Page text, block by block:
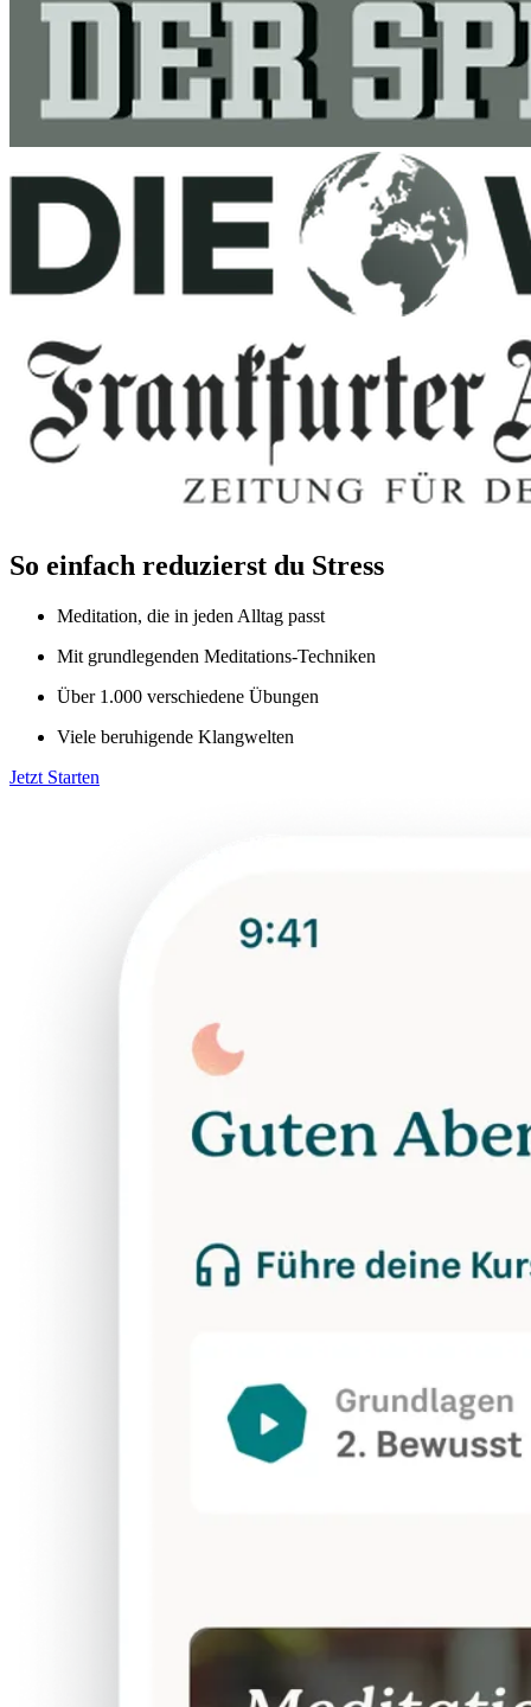
So einfach reduzierst du Stress
Meditation, die in jeden Alltag passt
Mit grundlegenden Meditations-Techniken
Über 1.000 verschiedene Übungen
Viele beruhigende Klangwelten
Jetzt Starten